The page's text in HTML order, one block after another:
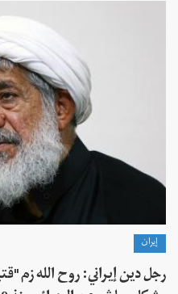
إيران
رجل دين إيراني: روح الله